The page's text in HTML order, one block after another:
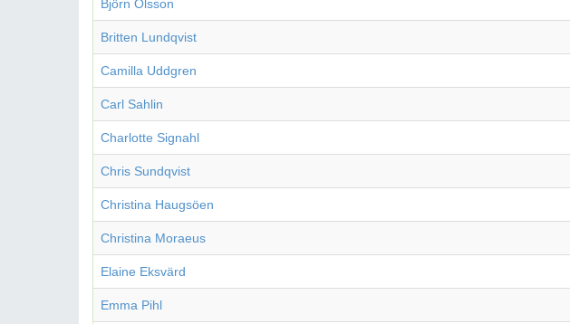
Björn Olsson
Britten Lundqvist
Camilla Uddgren
Carl Sahlin
Charlotte Signahl
Chris Sundqvist
Christina Haugsöen
Christina Moraeus
Elaine Eksvärd
Emma Pihl